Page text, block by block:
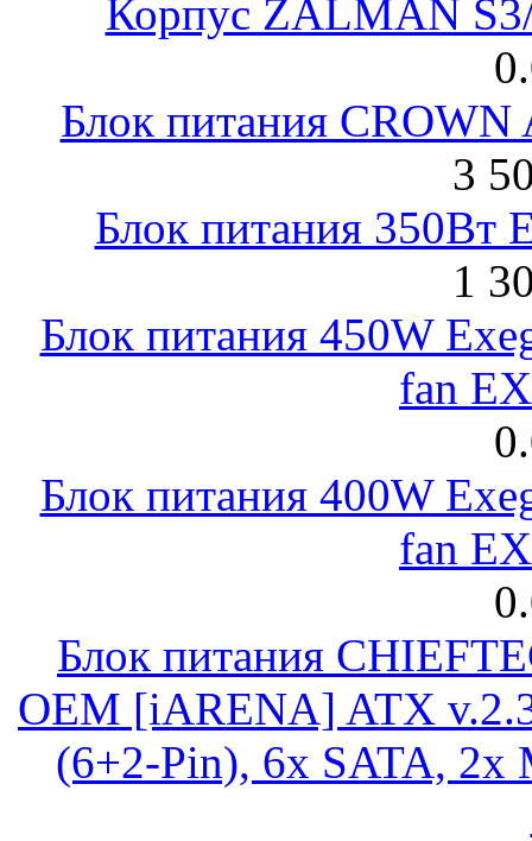
Корпус ZALMAN
Блок питания
3
Блок питания 350Вт
1
Блок питания 450W
fan
Блок питания 400W
fan
Блок питания
OEM [iARENA] ATX
(6+2-Pin), 6x SATA, 2x